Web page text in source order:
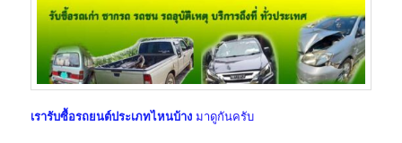
เรารับซื้อรถยนต์ประเภทไหนบ้าง มาดูกันครับ